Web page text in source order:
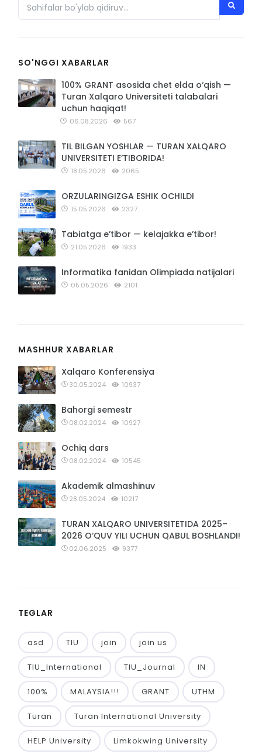
SO'NGGI XABARLAR
100% GRANT asosida chet elda o‘qish —
Turan Xalqaro Universiteti talabalari
uchun haqiqat!
06.08.2026 567
TIL BILGAN YOSHLAR — TURAN XALQARO
UNIVERSITETI E’TIBORIDA!
18.05.2026 2065
ORZULARINGIZGA ESHIK OCHILDI
15.05.2026 2327
Tabiatga e’tibor — kelajakka e’tibor!
21.05.2026 1933
Informatika fanidan Olimpiada natijalari
05.05.2026 2101
MASHHUR XABARLAR
Xalqaro Konferensiya
30.05.2024 10937
Bahorgi semestr
08.02.2024 10927
Ochiq dars
08.02.2024 10545
Akademik almashinuv
28.05.2024 10217
TURAN XALQARO UNIVERSITETIDA 2025–
2026 O‘QUV YILI UCHUN QABUL BOSHLANDI!
02.06.2025 9377
TEGLAR
asd TIU join join us
TIU_International TIU_Journal IN
100% MALAYSIA!!! GRANT UTHM
Turan Turan International University
HELP University Limkokwing University